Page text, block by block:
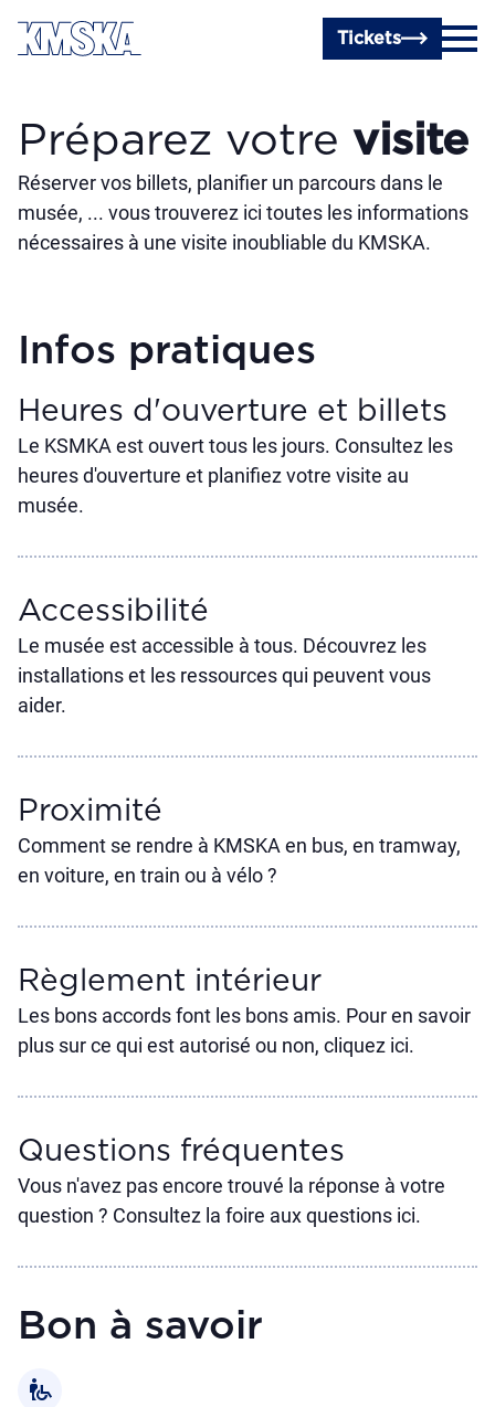
Passer au contenu principal
Tickets
Préparez votre visite
Réserver vos billets, planifier un parcours dans le
musée, ... vous trouverez ici toutes les informations
nécessaires à une visite inoubliable du KMSKA.
Infos pratiques
Heures d'ouverture et billets
Le KSMKA est ouvert tous les jours. Consultez les
heures d'ouverture et planifiez votre visite au
musée.
Accessibilité
Le musée est accessible à tous. Découvrez les
installations et les ressources qui peuvent vous
aider.
Proximité
Comment se rendre à KMSKA en bus, en tramway,
en voiture, en train ou à vélo ?
Règlement intérieur
Les bons accords font les bons amis. Pour en savoir
plus sur ce qui est autorisé ou non, cliquez ici.
Questions fréquentes
Vous n'avez pas encore trouvé la réponse à votre
question ? Consultez la foire aux questions ici.
Bon à savoir
wheelchair_pickup